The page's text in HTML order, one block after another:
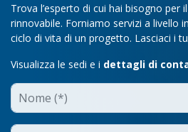
Trova l’esperto di cui hai bisogno per
rinnovabile. Forniamo servizi a livello
ciclo di vita di un progetto. Lasciaci i
Visualizza le sedi e i dettagli di